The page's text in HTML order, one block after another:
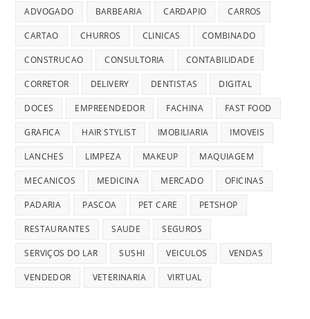
ADVOGADO BARBEARIA CARDAPIO CARROS
CARTAO CHURROS CLINICAS COMBINADO
CONSTRUCAO CONSULTORIA CONTABILIDADE
CORRETOR DELIVERY DENTISTAS DIGITAL
DOCES EMPREENDEDOR FACHINA FAST FOOD
GRAFICA HAIR STYLIST IMOBILIARIA IMOVEIS
LANCHES LIMPEZA MAKEUP MAQUIAGEM
MECANICOS MEDICINA MERCADO OFICINAS
PADARIA PASCOA PET CARE PETSHOP
RESTAURANTES SAUDE SEGUROS
SERVIÇOS DO LAR SUSHI VEICULOS VENDAS
VENDEDOR VETERINARIA VIRTUAL